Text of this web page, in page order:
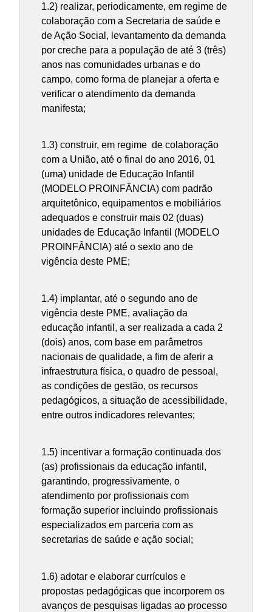
1.2) realizar, periodicamente, em regime de
colaboração com a Secretaria de saúde e
de Ação Social, levantamento da demanda
por creche para a população de até 3 (três)
anos nas comunidades urbanas e do
campo, como forma de planejar a oferta e
verificar o atendimento da demanda
manifesta;
1.3) construir, em regime de colaboração
com a União, até o final do ano 2016, 01
(uma) unidade de Educação Infantil
(MODELO PROINFÂNCIA) com padrão
arquitetônico, equipamentos e mobiliários
adequados e construir mais 02 (duas)
unidades de Educação Infantil (MODELO
PROINFÂNCIA) até o sexto ano de
vigência deste PME;
1.4) implantar, até o segundo ano de
vigência deste PME, avaliação da
educação infantil, a ser realizada a cada 2
(dois) anos, com base em parâmetros
nacionais de qualidade, a fim de aferir a
infraestrutura física, o quadro de pessoal,
as condições de gestão, os recursos
pedagógicos, a situação de acessibilidade,
entre outros indicadores relevantes;
1.5) incentivar a formação continuada dos
(as) profissionais da educação infantil,
garantindo, progressivamente, o
atendimento por profissionais com
formação superior incluindo profissionais
especializados em parceria com as
secretarias de saúde e ação social;
1.6) adotar e elaborar currículos e
propostas pedagógicas que incorporem os
avanços de pesquisas ligadas ao processo